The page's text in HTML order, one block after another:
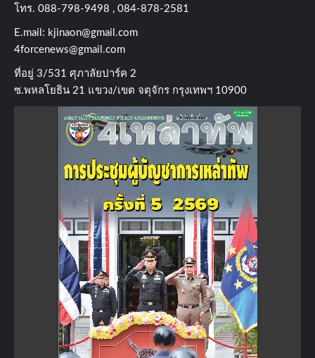
โทร​. 088-798-9498 , 084-878-2581
E.mail: kjinaon@gmail.com
4forcenews@gmail.com
ที่อยู่​ 3/531​ ศุภาลัยปาร์ค​ 2
ซ.พหลโยธิน​ 21​ แขวง/เขต​ จตุจักร​ กรุงเทพฯ 10900